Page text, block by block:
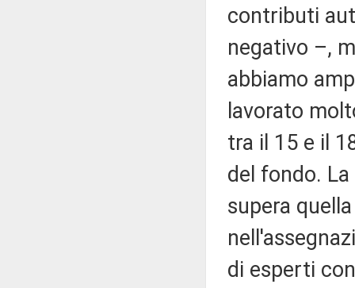
contributi
negativo –,
abbiamo
lavorato
tra il 15 e il
del fondo. La
supera
di esperti